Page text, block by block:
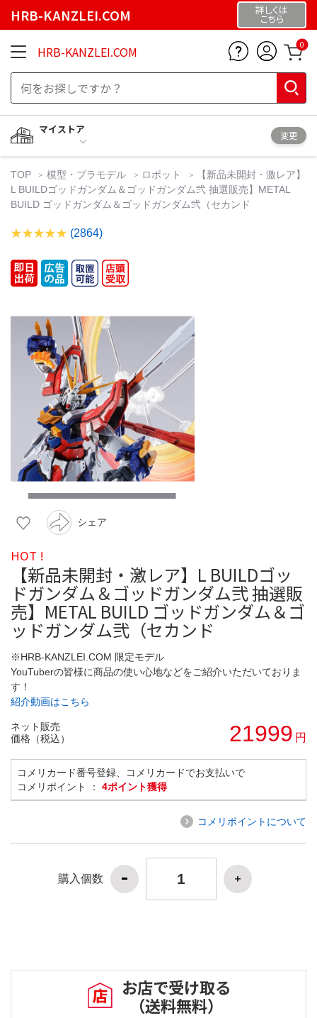
HRB-KANZLEI.COM 詳しくは
こちら
HRB-KANZLEI.COM 0
マイストア
変更
TOP 模型・プラモデル ロボット
【新品未開封・激レア】
L BUILDゴッドガンダム＆ゴッドガンダム弐 抽選販売】METAL
BUILD ゴッドガンダム＆ゴッドガンダム弐（セカンド
(2864)
シェア
HOT !
【新品未開封・激レア】L BUILDゴッ
ドガンダム＆ゴッドガンダム弐 抽選販
売】METAL BUILD ゴッドガンダム＆ゴ
ッドガンダム弐（セカンド
※HRB-KANZLEI.COM 限定モデル
YouTuberの皆様に商品の使い心地などをご紹介いただいておりま
す！
紹介動画はこちら
ネット販売
価格（税込）
21999 円
コメリカード番号登録、コメリカードでお支払いで
コメリポイント ： 4ポイント獲得
コメリポイントについて
購入個数
お店で受け取る
（送料無料）